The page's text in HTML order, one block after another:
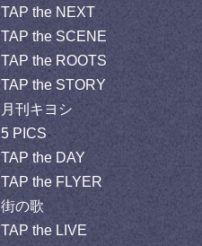
TAP the NEXT
TAP the SCENE
TAP the ROOTS
TAP the STORY
月刊キヨシ
5 PICS
TAP the DAY
TAP the FLYER
街の歌
TAP the LIVE